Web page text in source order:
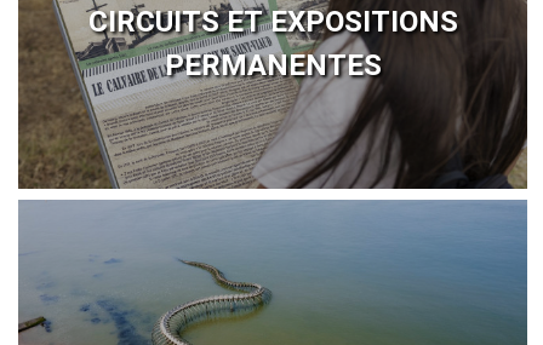
CIRCUITS ET EXPOSITIONS
PERMANENTES